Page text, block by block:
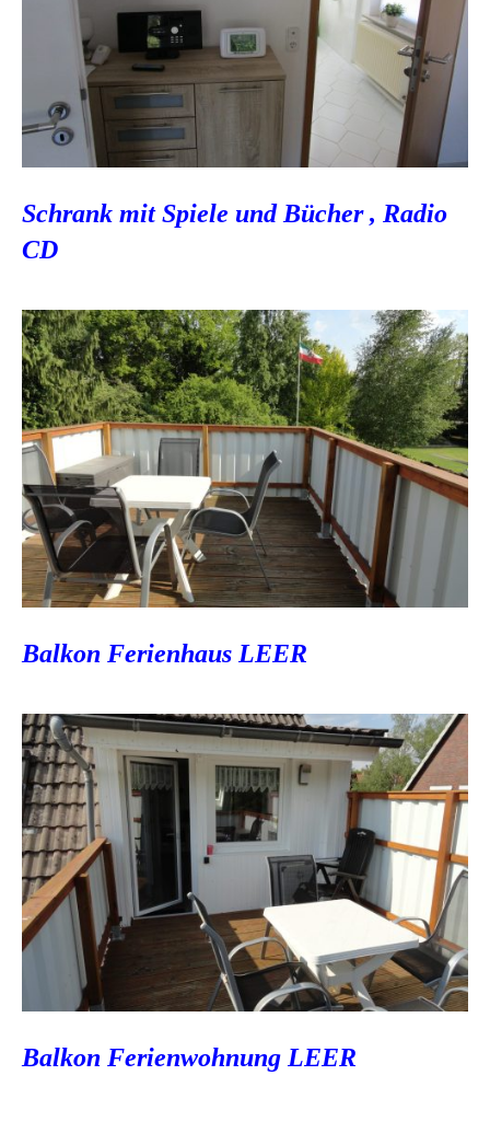
Schrank mit Spiele und Bücher , Radio
CD
Balkon Ferienhaus LEER
Balkon Ferienwohnung LEER